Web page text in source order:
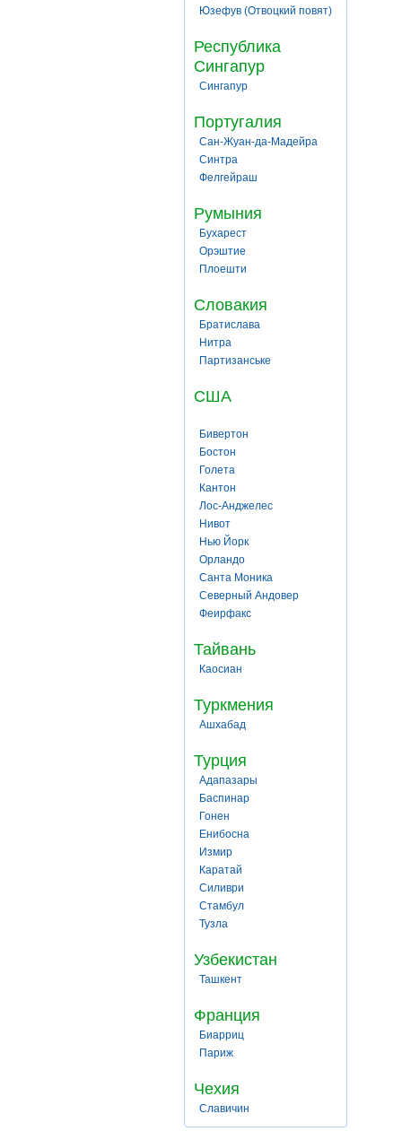
Юзефув (Отвоцкий повят)
Республика
Сингапур
Сингапур
Португалия
Сан-Жуан-да-Мадейра
Синтра
Фелгейраш
Румыния
Бухарест
Орэштие
Плоешти
Словакия
Братислава
Нитра
Партизанське
США
Бивертон
Бостон
Голета
Кантон
Лос-Анджелес
Нивот
Нью Йорк
Орландо
Санта Моника
Северный Андовер
Феирфакс
Тайвань
Каосиан
Туркмения
Ашхабад
Турция
Адапазары
Баспинар
Гонен
Енибосна
Измир
Каратай
Силиври
Стамбул
Тузла
Узбекистан
Ташкент
Франция
Биарриц
Париж
Чехия
Славичин